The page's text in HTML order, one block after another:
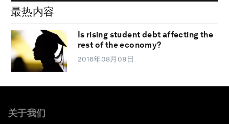
最热内容
Is rising student debt affecting the
rest of the economy?
2016年08月08日
关于我们